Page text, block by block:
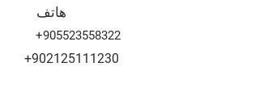
هاتف
+905523558322
+902125111230